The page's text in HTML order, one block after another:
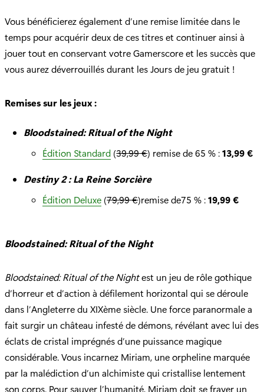
Vous bénéficierez également d’une remise limitée dans le
temps pour acquérir deux de ces titres et continuer ainsi à
jouer tout en conservant votre Gamerscore et les succès que
vous aurez déverrouillés durant les Jours de jeu gratuit !
Remises sur les jeux :
Bloodstained: Ritual of the Night
Édition Standard (39,99 €) remise de 65 % :13,99 €
Destiny 2 : La Reine Sorcière
Édition Deluxe (79,99 €)remise de75 % :19,99 €
Bloodstained: Ritual of the Night
Bloodstained: Ritual of the Nightest un jeu de rôle gothique
d’horreur et d’action à défilement horizontal qui se déroule
dans l’Angleterre du XIXème siècle. Une force paranormale a
fait surgir un château infesté de démons, révélant avec lui des
éclats de cristal imprégnés d’une puissance magique
considérable. Vous incarnez Miriam, une orpheline marquée
par la malédiction d’un alchimiste qui cristallise lentement
son corps. Pour sauver l’humanité, Miriam doit se frayer un